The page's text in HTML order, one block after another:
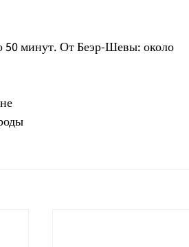
50 минут. От Беэр-Шевы: около